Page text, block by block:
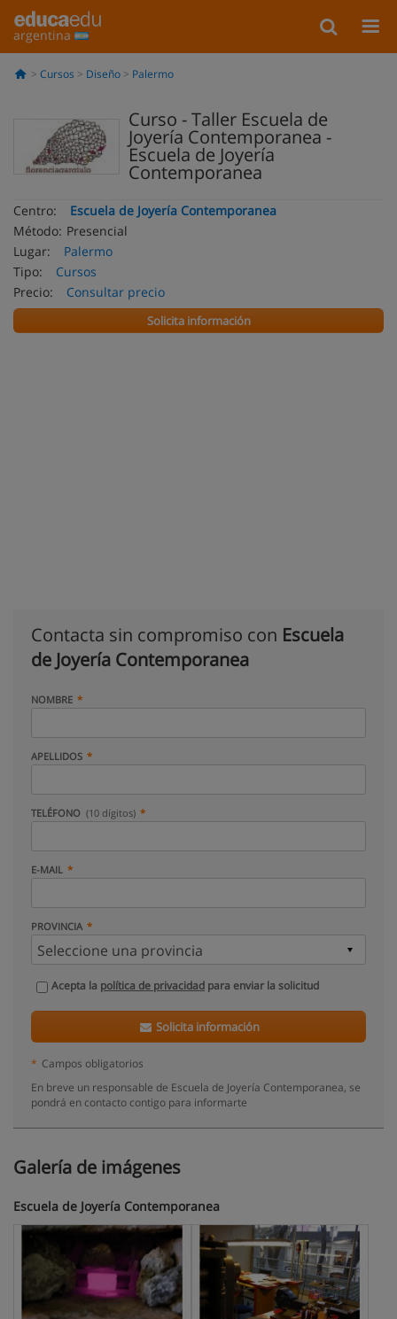
argentina
Cursos Diseño Palermo
Curso - Taller Escuela de
Joyería Contemporanea -
Escuela de Joyería
Contemporanea
Centro:
Escuela de Joyería Contemporanea
Método: Presencial
Lugar:
Palermo
Tipo:
Cursos
Precio:
Consultar precio
Solicita información
Contacta sin compromiso con Escuela
de Joyería Contemporanea
NOMBRE
APELLIDOS
TELÉFONO (10 dígitos)
E-MAIL
PROVINCIA
Acepta la política de privacidad para enviar la solicitud
Solicita información
* Campos obligatorios
En breve un responsable de Escuela de Joyería Contemporanea, se
pondrá en contacto contigo para informarte
Galería de imágenes
Escuela de Joyería Contemporanea